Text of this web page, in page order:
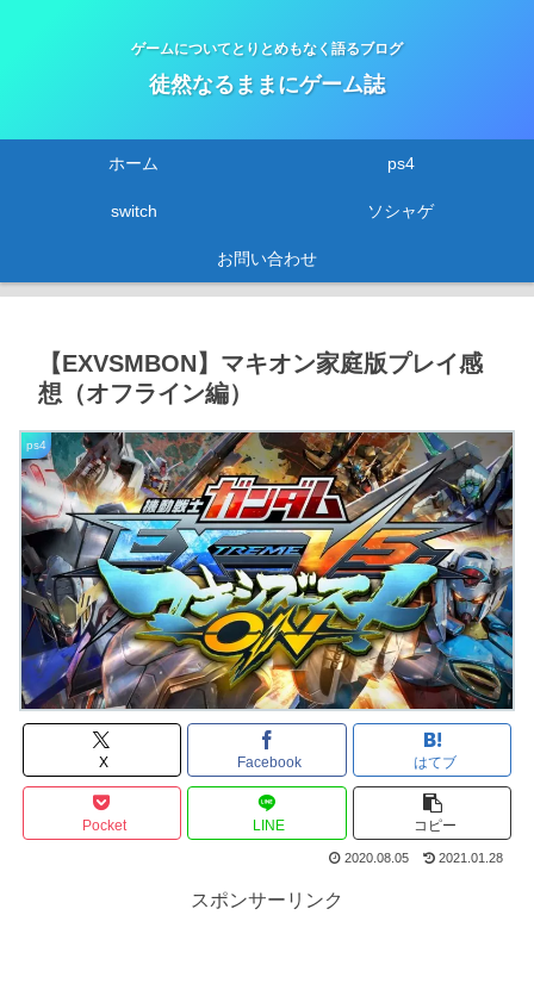
ゲームについてとりとめもなく語るブログ
徒然なるままにゲーム誌
ホーム ps4
switch ソシャゲ
お問い合わせ
【EXVSMBON】マキオン家庭版プレイ感
想（オフライン編）
ps4
X Facebook はてブ
Pocket LINE コピー
2020.08.05 2021.01.28
スポンサーリンク